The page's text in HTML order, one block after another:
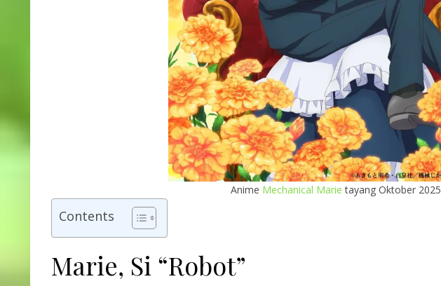
Anime Mechanical Marie tayang Oktober 2025
Contents
Marie, Si “Robot”